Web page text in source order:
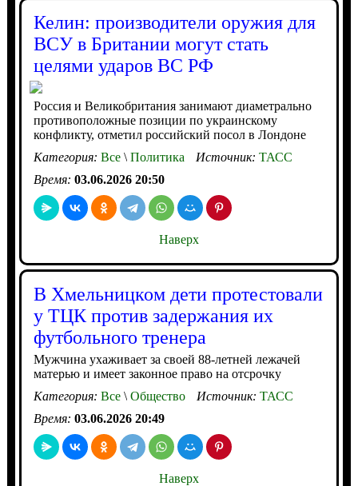
Келин: производители оружия для
ВСУ в Британии могут стать
целями ударов ВС РФ
Россия и Великобритания занимают диаметрально
противоположные позиции по украинскому
конфликту, отметил российский посол в Лондоне
Категория: Все\Политика Источник: ТАСС
Время: 03.06.2026 20:50
Наверх
В Хмельницком дети протестовали
у ТЦК против задержания их
футбольного тренера
Мужчина ухаживает за своей 88-летней лежачей
матерью и имеет законное право на отсрочку
Категория: Все\Общество Источник: ТАСС
Время: 03.06.2026 20:49
Наверх